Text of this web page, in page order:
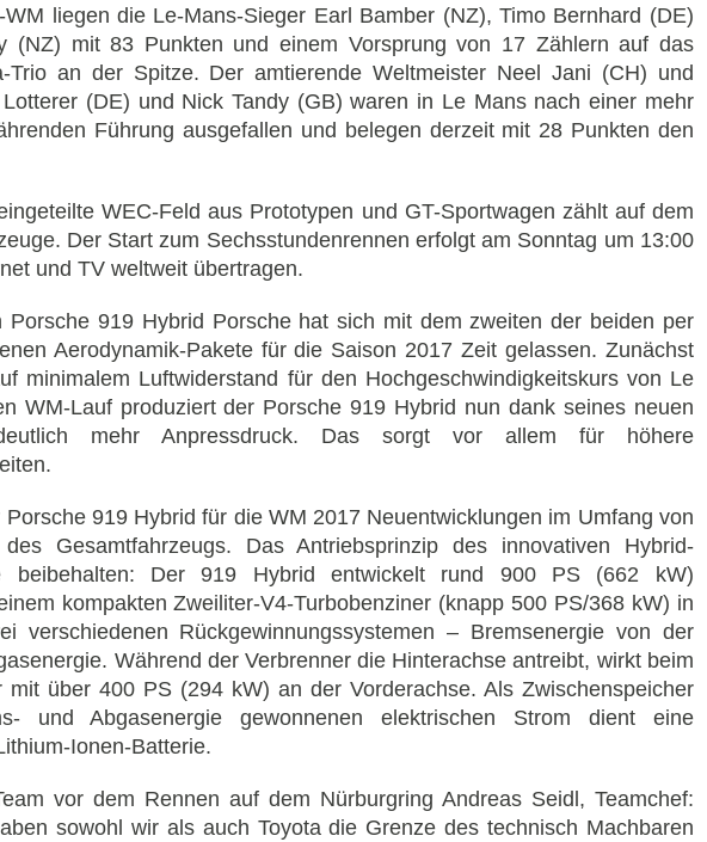
liegen die Le-Mans-Sieger Earl Bamber (NZ), Timo Bernhard (DE)
(NZ) mit 83 Punkten und einem Vorsprung von 17 Zählern auf das
Trio an der Spitze. Der amtierende Weltmeister Neel Jani (CH) und
(DE) und Nick Tandy (GB) waren in Le Mans nach einer mehr
Führung ausgefallen und belegen derzeit mit 28 Punkten den
WEC-Feld aus Prototypen und GT-Sportwagen zählt auf dem
Der Start zum Sechsstundenrennen erfolgt am Sonntag um 13:00
und TV weltweit übertragen.
Porsche 919 Hybrid Porsche hat sich mit dem zweiten der beiden per
Aerodynamik-Pakete für die Saison 2017 Zeit gelassen. Zunächst
minimalem Luftwiderstand für den Hochgeschwindigkeitskurs von Le
WM-Lauf produziert der Porsche 919 Hybrid nun dank seines neuen
deutlich mehr Anpressdruck. Das sorgt vor allem für höhere
919 Hybrid für die WM 2017 Neuentwicklungen im Umfang von
Gesamtfahrzeugs. Das Antriebsprinzip des innovativen Hybrid-
beibehalten: Der 919 Hybrid entwickelt rund 900 PS (662 kW)
kompakten Zweiliter-V4-Turbobenziner (knapp 500 PS/368 kW) in
verschiedenen Rückgewinnungssystemen – Bremsenergie von der
Während der Verbrenner die Hinterachse antreibt, wirkt beim
mit über 400 PS (294 kW) an der Vorderachse. Als Zwischenspeicher
und Abgasenergie gewonnenen elektrischen Strom dient eine
Ionen-Batterie.
vor dem Rennen auf dem Nürburgring Andreas Seidl, Teamchef:
sowohl wir als auch Toyota die Grenze des technisch Machbaren